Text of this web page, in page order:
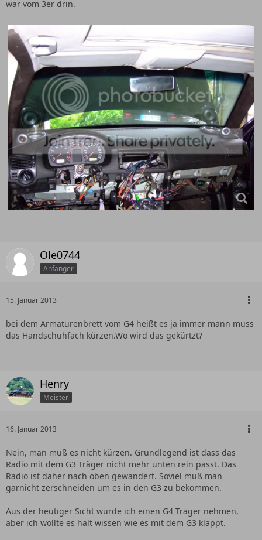
war vom 3er drin.
Ole0744
Anfänger
15. Januar 2013
bei dem Armaturenbrett vom G4 heißt es ja immer mann muss
das Handschuhfach kürzen.Wo wird das gekürtzt?
Henry
Meister
16. Januar 2013
Nein, man muß es nicht kürzen. Grundlegend ist dass das
Radio mit dem G3 Träger nicht mehr unten rein passt. Das
Radio ist daher nach oben gewandert. Soviel muß man
garnicht zerschneiden um es in den G3 zu bekommen.
Aus der heutiger Sicht würde ich einen G4 Träger nehmen,
aber ich wollte es halt wissen wie es mit dem G3 klappt.